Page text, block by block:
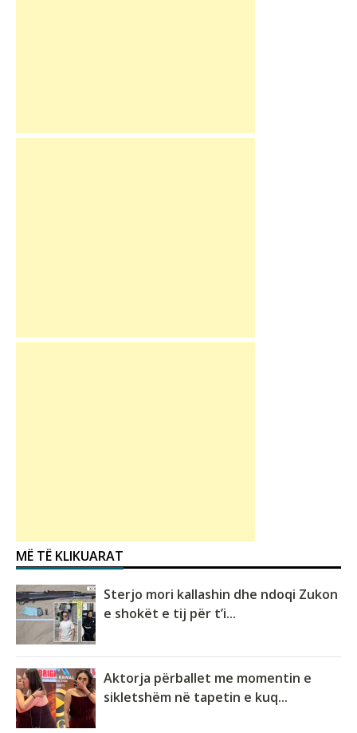
MË TË KLIKUARAT
Sterjo mori kallashin dhe ndoqi Zukon
e shokët e tij për t’i...
Aktorja përballet me momentin e
sikletshëm në tapetin e kuq...